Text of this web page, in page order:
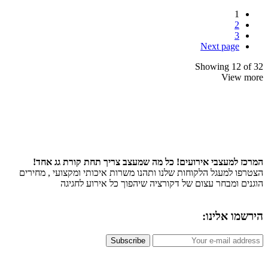
Next page
Showing 12
View
למעצבי אירועים! כל מה שמעצב צריך תחת קורת גג אחד!
למעגל הלקוחות שלנו ותהנו משרות איכותי ומקצועי , מחירים
ומבחר עצום של דקורציה שיהפוך כל אירוע לחגיגה
אלינו:
Subscribe